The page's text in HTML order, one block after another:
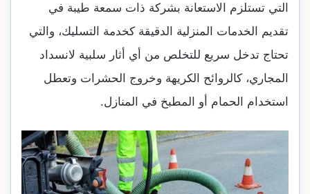
التي تستلزم الاستعانة بشركة ذات سمعة طيبة في
تقديم الخدمات المنزلية الدقيقة كخدمة التسليك، والتي
تحتاج تدخل سريع للتخلص من أي أثار سلبية لانسداد
المجاري، كالروائح الكريهة وخروج الحشرات وتعطل
استخدام الحمام أو المطبخ في المنازل.